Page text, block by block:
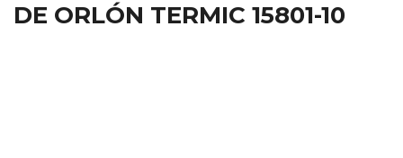
DE ORLÓN TERMIC 15801-10